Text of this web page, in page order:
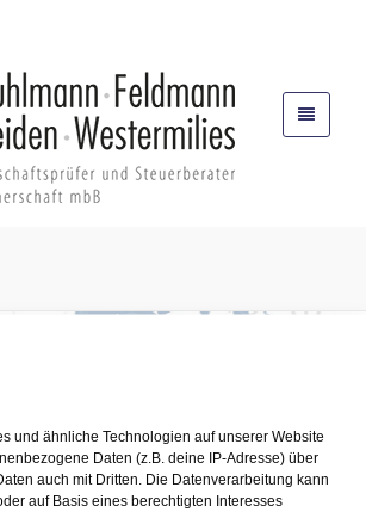
und ähnliche Technologien auf unserer Website
Daten (z.B. deine IP-Adresse) über
auch mit Dritten. Die Datenverarbeitung kann
auf Basis eines berechtigten Interesses